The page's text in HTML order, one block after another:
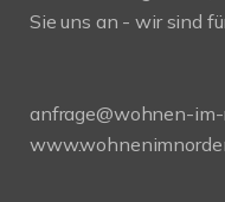
Sie uns an - wir sind
anfrage@wohnen-im-